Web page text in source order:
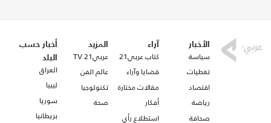
الأخبار
سياسة
تغطيات
اقتصاد
رياضة
صحافة
آراء
كتاب عربي21
قضايا وآراء
مقالات مختارة
أفكار
استطلاع رأي
المزيد
عربي21 TV
عالم الفن
تكنولوجيا
صحة
أخبار حسب
البلد
العراق
ليبيا
سوريا
بريطانيا